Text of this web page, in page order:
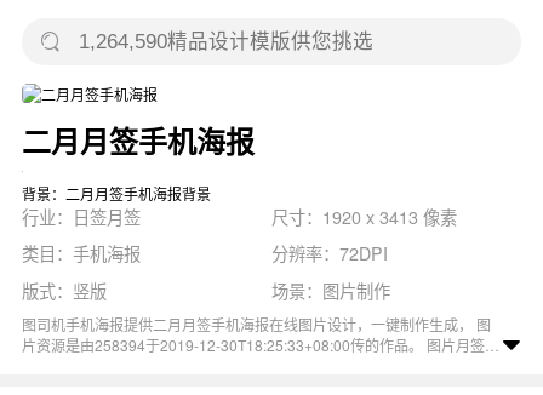
二月月签手机海报
背景：二月月签手机海报背景
行业：日签月签
尺寸：1920 x 3413 像素
类目：手机海报
分辨率：72DPI
版式：竖版
场景：图片制作
图司机手机海报提供二月月签手机海报在线图片设计，一键制作生成， 图
片资源是由258394于2019-12-30T18:25:33+08:00传的作品。 图片月签日